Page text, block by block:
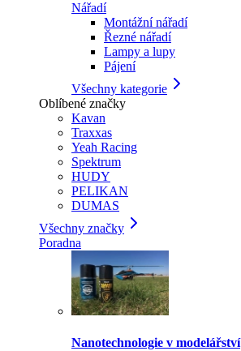
Nářadí
Montážní nářadí
Řezné nářadí
Lampy a lupy
Pájení
Všechny kategorie
Oblíbené značky
Kavan
Traxxas
Yeah Racing
Spektrum
HUDY
PELIKAN
DUMAS
Všechny značky
Poradna
Nanotechnologie v modelářství